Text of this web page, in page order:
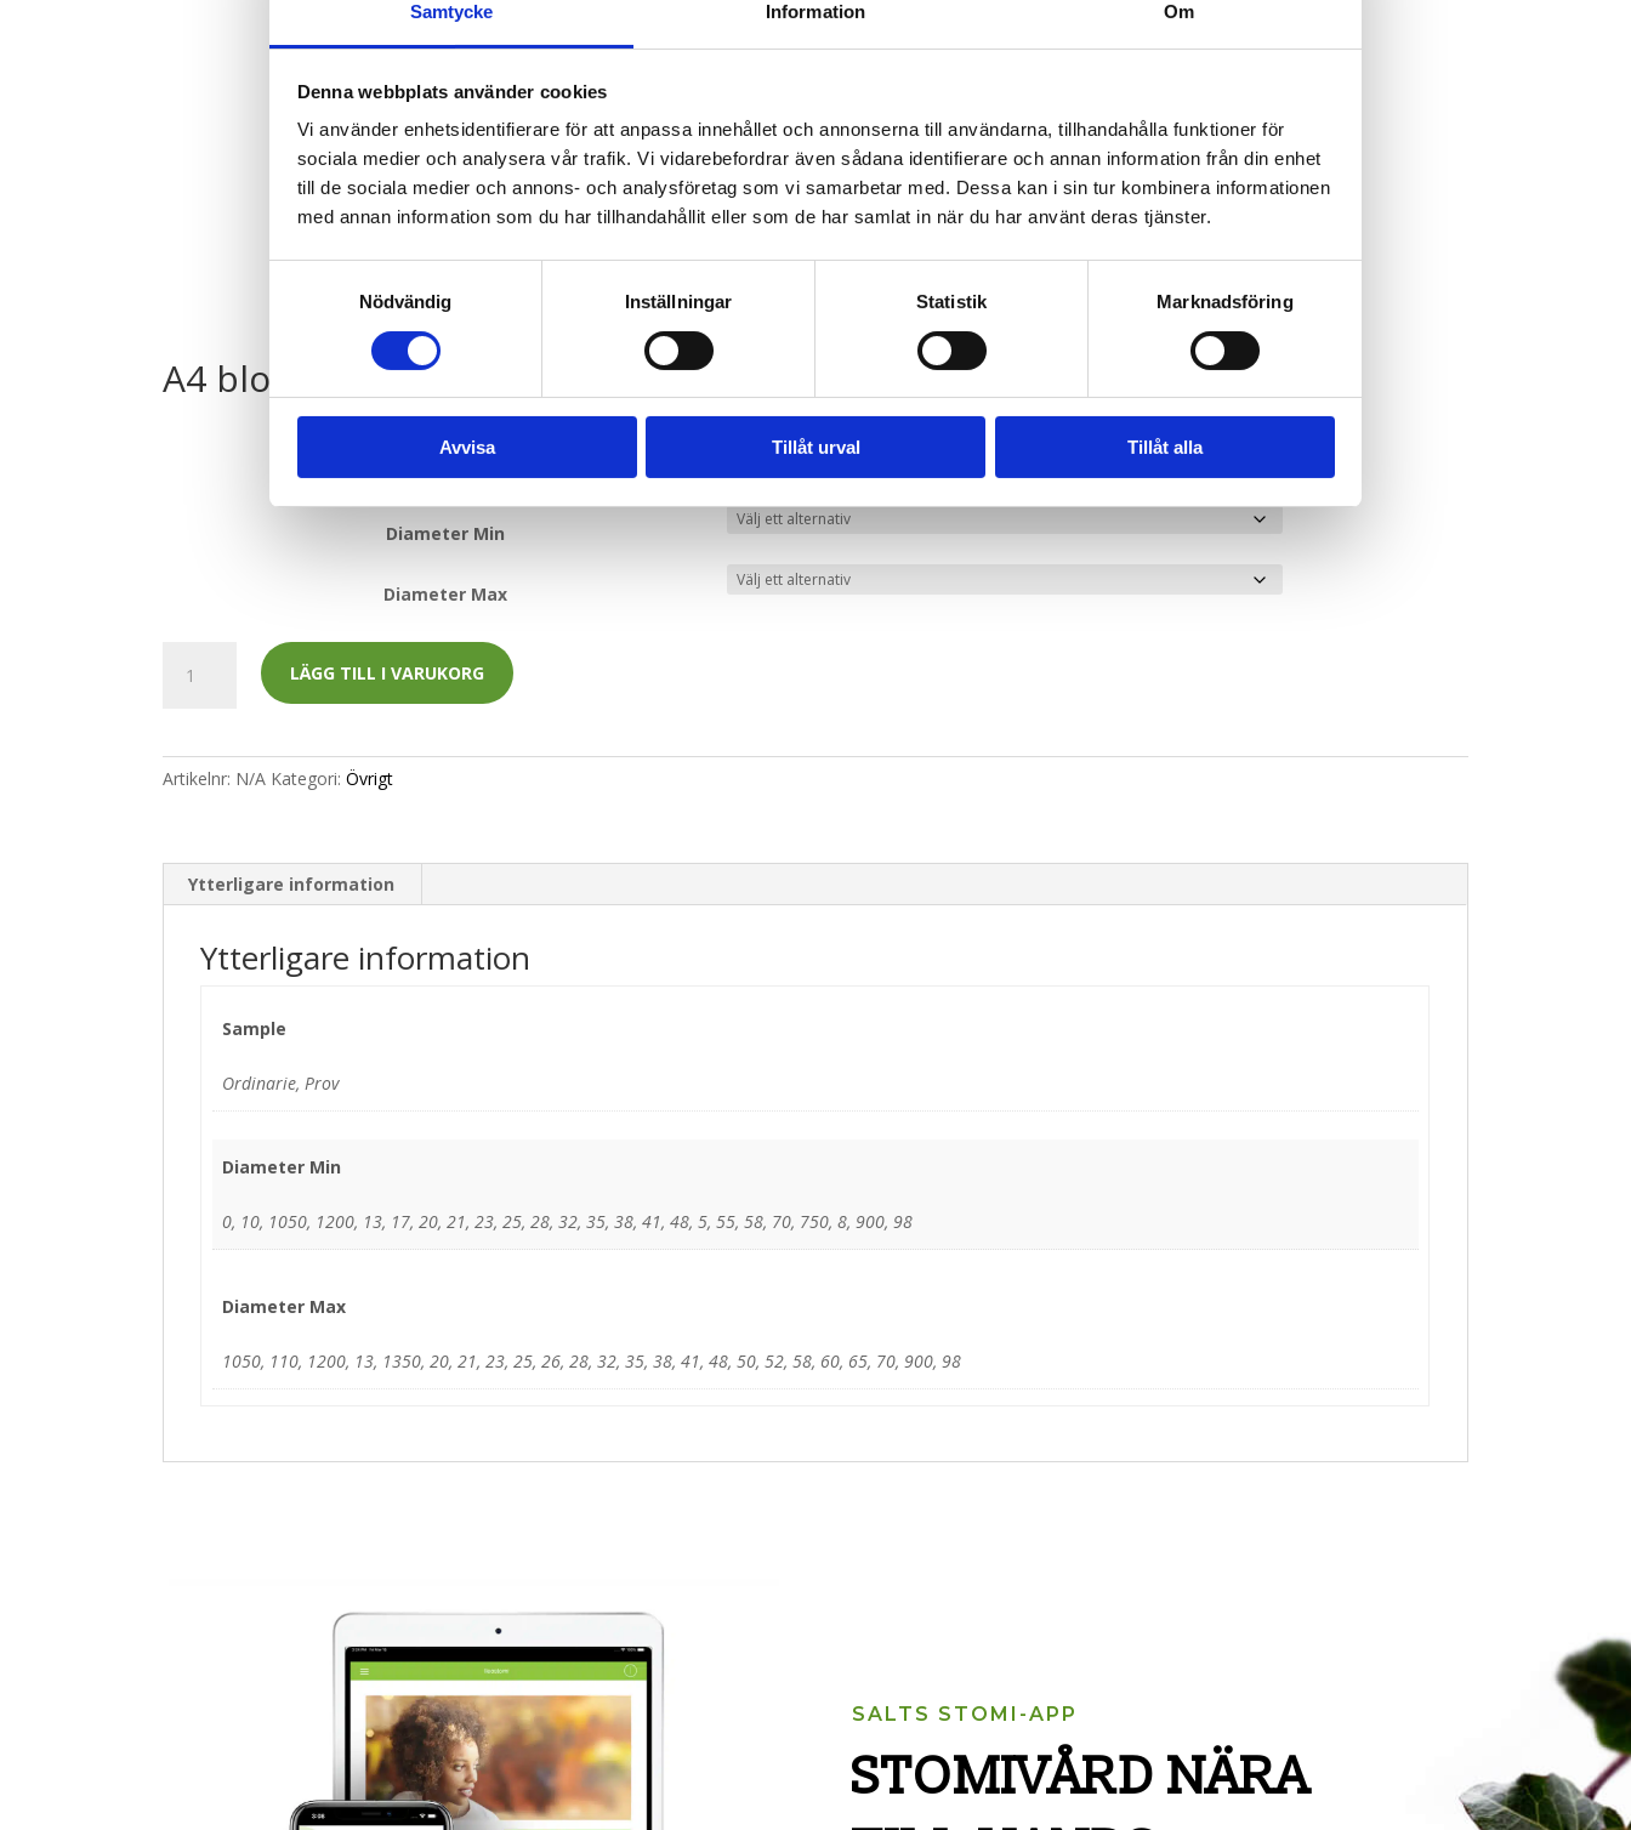
Samtycke Information Om
Denna webbplats använder cookies
Vi använder enhetsidentifierare för att anpassa innehållet och annonserna till användarna, tillhandahålla funktioner för
sociala medier och analysera vår trafik. Vi vidarebefordrar även sådana identifierare och annan information från din enhet
till de sociala medier och annons- och analysföretag som vi samarbetar med. Dessa kan i sin tur kombinera informationen
med annan information som du har tillhandahållit eller som de har samlat in när du har använt deras tjänster.
Nödvändig
Inställningar Statistik Marknadsföring
Avvisa Tillåt urval Tillåt alla
A4 block magtarmkanalen
Diameter Min
Diameter Max
block
magtarmkanalen
LÄGG TILL I VARUKORG
Artikelnr: N/A Kategori:Övrigt
Ytterligare information
Ytterligare information
Sample
Ordinarie, Prov
Diameter Min
0, 10, 1050, 1200, 13, 17, 20, 21, 23, 25, 28, 32, 35, 38, 41, 48, 5, 55, 58, 70, 750, 8, 900, 98
Diameter Max
1050, 110, 1200, 13, 1350, 20, 21, 23, 25, 26, 28, 32, 35, 38, 41, 48, 50, 52, 58, 60, 65, 70, 900, 98
SALTS STOMI-APP
STOMIVÅRD NÄRA